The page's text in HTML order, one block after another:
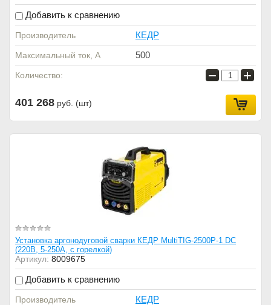
Добавить к сравнению
Производитель КЕДР
Максимальный ток, А 500
Количество: − +
401 268 руб. (шт)
Установка аргонодуговой сварки КЕДР MultiTIG-2500P-1 DC
(220В, 5-250А, с горелкой)
Артикул: 8009675
Добавить к сравнению
Производитель КЕДР